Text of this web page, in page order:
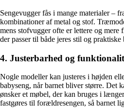
Sengevugger fås i mange materialer –
kombinationer af metal og stof.
mens stofvugger ofte er lettere og
der passer til både jeres stil og praktiske
4. Justerbarhed og
Nogle modeller kan justeres i højden
babyseng, når barnet bliver større. Det
ønsker et møbel, der kan bruges i
fastgøres til forældresengen, så barnet